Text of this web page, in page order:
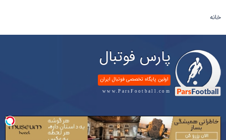
خانه
پارس فوتبال
اولین پایگاه تخصصی فوتبال ایران
www.ParsFootball.com